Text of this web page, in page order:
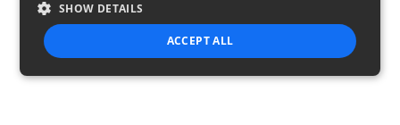
Report this product
SHOW DETAILS
ACCEPT ALL
STRICTLY NECESSARY PERFORMANCE